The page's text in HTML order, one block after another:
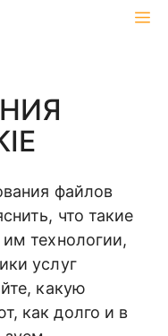
файлов
что такие
технологии,
услуг
какую
как долго и в